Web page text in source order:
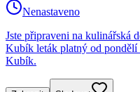
Nenastaveno
Jste připraveni na kulinářská
Kubík leták platný od
Kubík.